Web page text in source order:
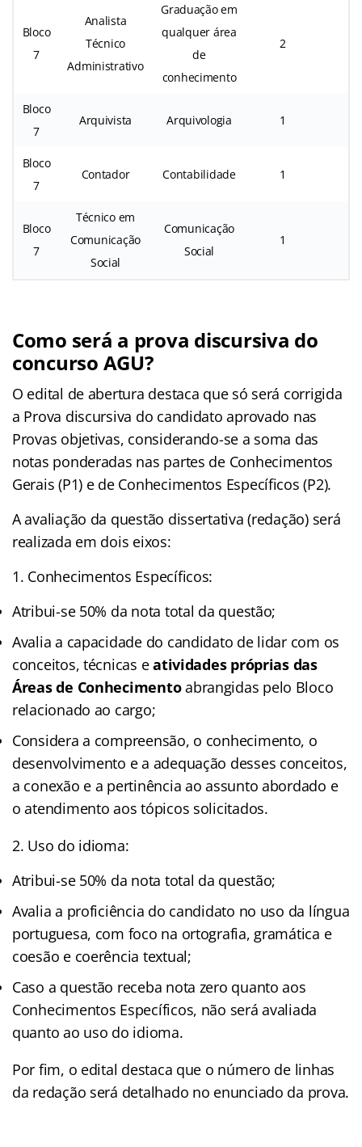
Bloco
7
Analista
Técnico
Administrativo
Graduação em
qualquer área
de
conhecimento
2
Bloco
7
Arquivista Arquivologia 1
Bloco
7
Contador Contabilidade 1
Bloco
7
Técnico em
Comunicação
Social
Comunicação
Social
1
Como será a prova discursiva do
concurso AGU?
O edital de abertura destaca que só será corrigida
a Prova discursiva do candidato aprovado nas
Provas objetivas, considerando-se a soma das
notas ponderadas nas partes de Conhecimentos
Gerais (P1) e de Conhecimentos Específicos (P2).
A avaliação da questão dissertativa (redação) será
realizada em dois eixos:
1. Conhecimentos Específicos:
Atribui-se 50% da nota total da questão;
Avalia a capacidade do candidato de lidar com os
conceitos, técnicas eatividades próprias das
Áreas de Conhecimentoabrangidas pelo Bloco
relacionado ao cargo;
Considera a compreensão, o conhecimento, o
desenvolvimento e a adequação desses conceitos,
a conexão e a pertinência ao assunto abordado e
o atendimento aos tópicos solicitados.
2. Uso do idioma:
Atribui-se 50% da nota total da questão;
Avalia a proficiência do candidato no uso da língua
portuguesa, com foco na ortografia, gramática e
coesão e coerência textual;
Caso a questão receba nota zero quanto aos
Conhecimentos Específicos, não será avaliada
quanto ao uso do idioma.
Por fim, o edital destaca que o número de linhas
da redação será detalhado no enunciado da prova.